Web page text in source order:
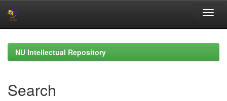
navigationNU Intellectual Repository
Search